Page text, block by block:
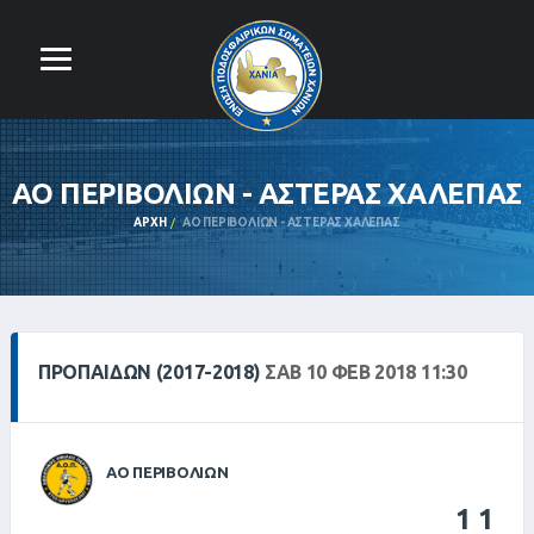
ΑΟ ΠΕΡΙΒΟΛΙΩΝ - ΑΣΤΕΡΑΣ ΧΑΛΕΠΑΣ
ΑΡΧΉ ΑΟ ΠΕΡΙΒΟΛΙΩΝ - ΑΣΤΕΡΑΣ ΧΑΛΕΠΑΣ
ΠΡΟΠΑΙΔΩΝ (2017-2018) ΣΑΒ 10 ΦΕΒ 2018 11:30
ΑΟ ΠΕΡΙΒΟΛΙΩΝ
1 1